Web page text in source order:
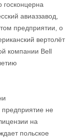
госконцерна
авиаззавод,
предприятии, о
вертолёт
компании Bell
не
на
польское